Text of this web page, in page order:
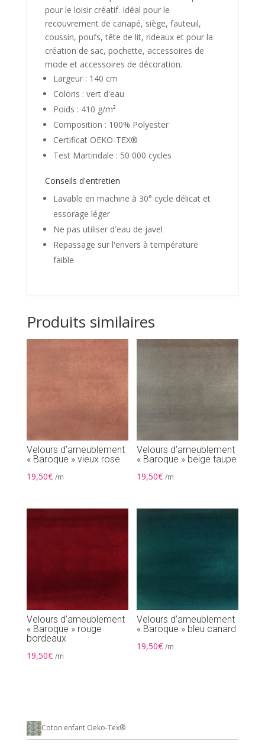
Coton enfant Oeko-Tex®
pour le loisir créatif. Idéal pour le
recouvrement de canapé, siège, fauteuil,
coussin, poufs, tête de lit, rideaux et pour la
création de sac, pochette, accessoires de
mode et accessoires de décoration.
Largeur : 140 cm
Coloris : vert d'eau
Poids : 410 g/m²
Composition : 100% Polyester
Certificat OEKO-TEX®
Test Martindale : 50 000 cycles
Conseils d'entretien
Lavable en machine à 30° cycle délicat et
essorage léger
Ne pas utiliser d'eau de javel
Repassage sur l'envers à température
faible
Produits similaires
Velours d’ameublement
« Baroque » vieux rose
19,50€ /m
Velours d’ameublement
« Baroque » beige taupe
19,50€ /m
Velours d’ameublement
« Baroque » rouge
bordeaux
19,50€ /m
Velours d’ameublement
« Baroque » bleu canard
19,50€ /m